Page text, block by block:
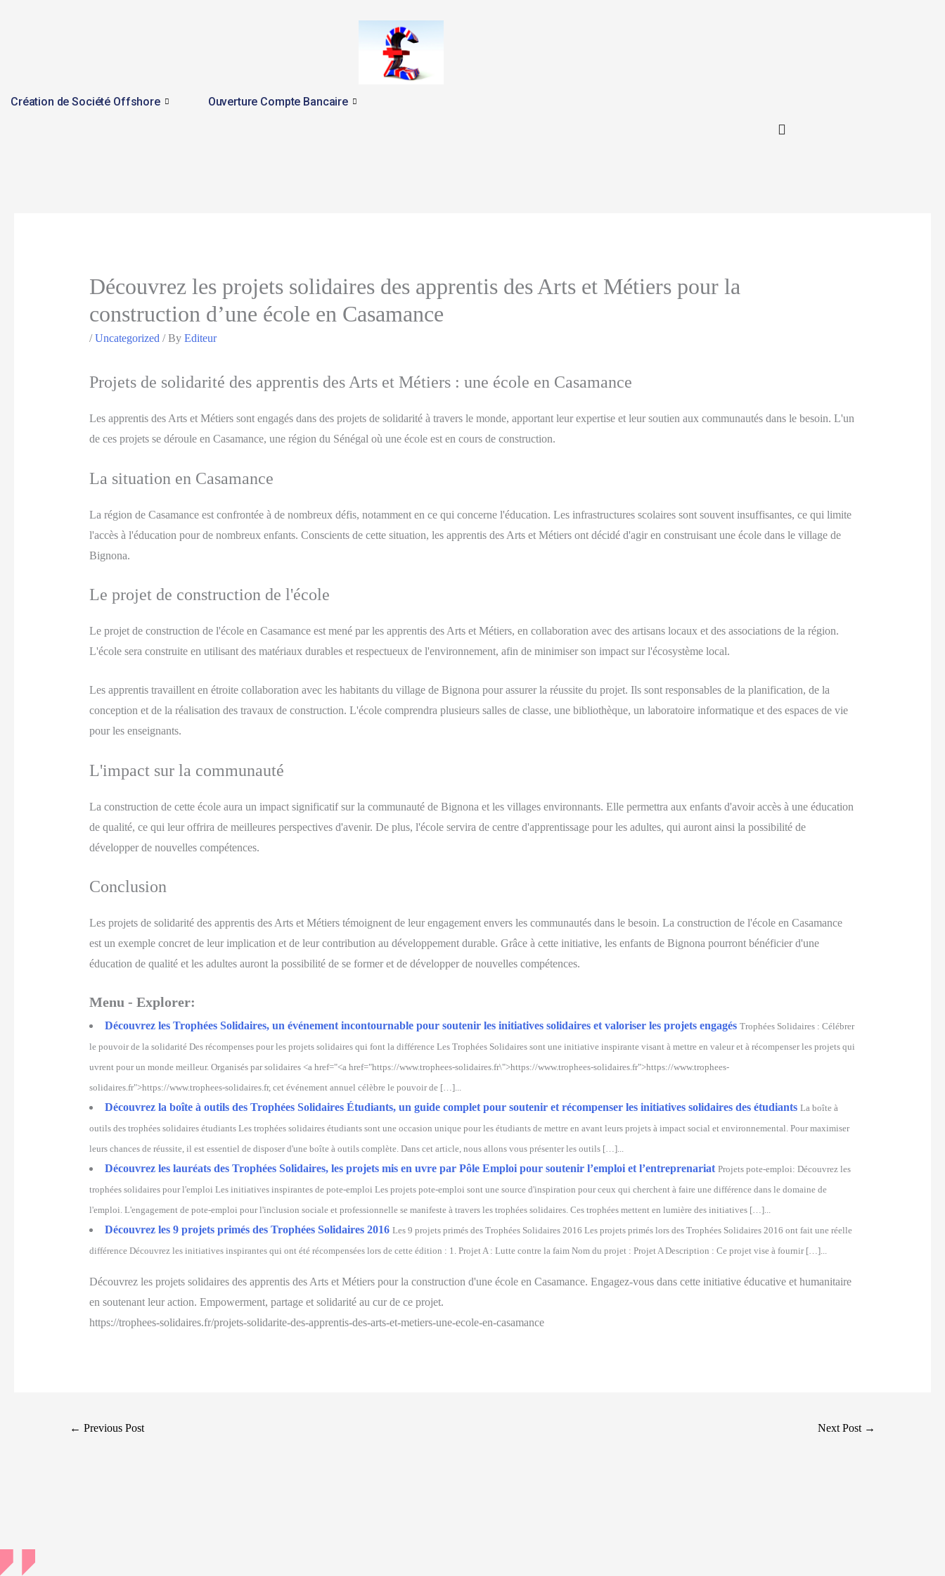
Création de Société Offshore Ouverture Compte Bancaire
Découvrez les projets solidaires des apprentis des Arts et Métiers pour la
construction d’une école en Casamance
/Uncategorized / By Editeur
Projets de solidarité des apprentis des Arts et Métiers : une école en Casamance
Les apprentis des Arts et Métiers sont engagés dans des projets de solidarité à travers le monde, apportant leur expertise et leur soutien aux communautés dans le besoin. L'un
de ces projets se déroule en Casamance, une région du Sénégal où une école est en cours de construction.
La situation en Casamance
La région de Casamance est confrontée à de nombreux défis, notamment en ce qui concerne l'éducation. Les infrastructures scolaires sont souvent insuffisantes, ce qui limite
l'accès à l'éducation pour de nombreux enfants. Conscients de cette situation, les apprentis des Arts et Métiers ont décidé d'agir en construisant une école dans le village de
Bignona.
Le projet de construction de l'école
Le projet de construction de l'école en Casamance est mené par les apprentis des Arts et Métiers, en collaboration avec des artisans locaux et des associations de la région.
L'école sera construite en utilisant des matériaux durables et respectueux de l'environnement, afin de minimiser son impact sur l'écosystème local.
Les apprentis travaillent en étroite collaboration avec les habitants du village de Bignona pour assurer la réussite du projet. Ils sont responsables de la planification, de la
conception et de la réalisation des travaux de construction. L'école comprendra plusieurs salles de classe, une bibliothèque, un laboratoire informatique et des espaces de vie
pour les enseignants.
L'impact sur la communauté
La construction de cette école aura un impact significatif sur la communauté de Bignona et les villages environnants. Elle permettra aux enfants d'avoir accès à une éducation
de qualité, ce qui leur offrira de meilleures perspectives d'avenir. De plus, l'école servira de centre d'apprentissage pour les adultes, qui auront ainsi la possibilité de
développer de nouvelles compétences.
Conclusion
Les projets de solidarité des apprentis des Arts et Métiers témoignent de leur engagement envers les communautés dans le besoin. La construction de l'école en Casamance
est un exemple concret de leur implication et de leur contribution au développement durable. Grâce à cette initiative, les enfants de Bignona pourront bénéficier d'une
éducation de qualité et les adultes auront la possibilité de se former et de développer de nouvelles compétences.
Menu - Explorer:
Découvrez les Trophées Solidaires, un événement incontournable pour soutenir les initiatives solidaires et valoriser les projets engagés Trophées Solidaires : Célébrer
le pouvoir de la solidarité Des récompenses pour les projets solidaires qui font la différence Les Trophées Solidaires sont une initiative inspirante visant à mettre en valeur et à récompenser les projets qui
uvrent pour un monde meilleur. Organisés par solidaires <a href="<a href="https://www.trophees-solidaires.fr\">https://www.trophees-solidaires.fr">https://www.trophees-
solidaires.fr">https://www.trophees-solidaires.fr, cet événement annuel célèbre le pouvoir de […]...
Découvrez la boîte à outils des Trophées Solidaires Étudiants, un guide complet pour soutenir et récompenser les initiatives solidaires des étudiants La boîte à
outils des trophées solidaires étudiants Les trophées solidaires étudiants sont une occasion unique pour les étudiants de mettre en avant leurs projets à impact social et environnemental. Pour maximiser
leurs chances de réussite, il est essentiel de disposer d'une boîte à outils complète. Dans cet article, nous allons vous présenter les outils […]...
Découvrez les lauréats des Trophées Solidaires, les projets mis en uvre par Pôle Emploi pour soutenir l’emploi et l’entreprenariat Projets pote-emploi: Découvrez les
trophées solidaires pour l'emploi Les initiatives inspirantes de pote-emploi Les projets pote-emploi sont une source d'inspiration pour ceux qui cherchent à faire une différence dans le domaine de
l'emploi. L'engagement de pote-emploi pour l'inclusion sociale et professionnelle se manifeste à travers les trophées solidaires. Ces trophées mettent en lumière des initiatives […]...
Découvrez les 9 projets primés des Trophées Solidaires 2016 Les 9 projets primés des Trophées Solidaires 2016 Les projets primés lors des Trophées Solidaires 2016 ont fait une réelle
différence Découvrez les initiatives inspirantes qui ont été récompensées lors de cette édition : 1. Projet A : Lutte contre la faim Nom du projet : Projet A Description : Ce projet vise à fournir […]...
Découvrez les projets solidaires des apprentis des Arts et Métiers pour la construction d'une école en Casamance. Engagez-vous dans cette initiative éducative et humanitaire
en soutenant leur action. Empowerment, partage et solidarité au cur de ce projet.
https://trophees-solidaires.fr/projets-solidarite-des-apprentis-des-arts-et-metiers-une-ecole-en-casamance
← Previous Post Next Post →